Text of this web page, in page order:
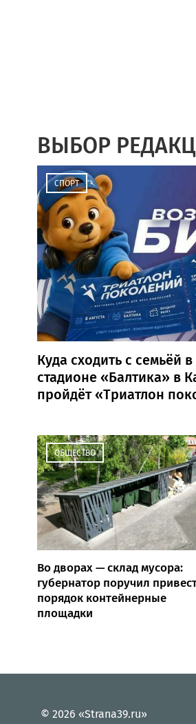
ВЫБОР
СПОРТ
Куда сходить с семьёй
стадионе «Балтика» в
пройдёт «Триатлон
ОБЩЕСТВО
Во дворах — склад мусора:
губернатор поручил
порядок контейнерные
площадки
© 2026 «Strana39.ru»